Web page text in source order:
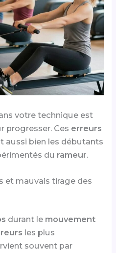
votre technique est
progresser. Ces erreurs
aussi bien les débutants
du rameur.
et mauvais tirage des
durant le mouvement
les plus
souvent par